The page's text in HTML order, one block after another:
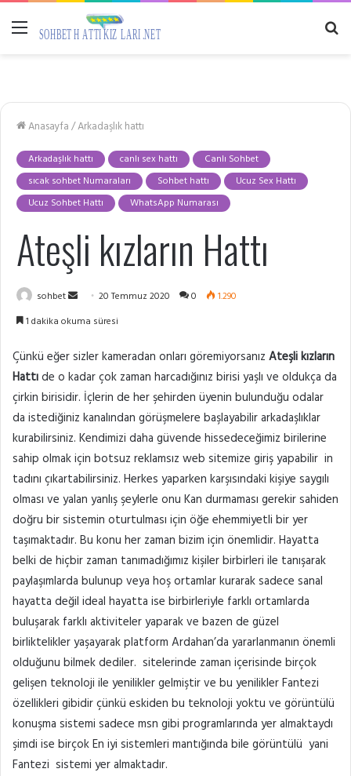
Menü
Anasayfa/Arkadaşlık hattı
Arkadaşlık hattı canlı sex hattı
Canlı Sohbet
sıcak sohbet Numaraları
Sohbet hattı
Ucuz Sex Hattı
Ucuz Sohbet Hattı
WhatsApp Numarası
Ateşli kızların Hattı
sohbet
Bir
göndermek
20 Temmuz 2020 0
1.290
1 dakika okuma süresi
Çünkü eğer sizler kameradan onları göremiyorsanız Ateşli kızların
Hattıde o kadar çok zaman harcadığınız birisi yaşlı ve oldukça da
çirkin birisidir. İçlerin de her şehirden üyenin bulunduğu odalar
da istediğiniz kanalından görüşmelere başlayabilir arkadaşlıklar
kurabilirsiniz. Kendimizi daha güvende hissedeceğimiz birilerine
sahip olmak için botsuz reklamsız web sitemize giriş yapabilir in
tadını çıkartabilirsiniz. Herkes yaparken karşısındaki kişiye saygılı
olması ve yalan yanlış şeylerle onu Kan durmaması gerekir sahiden
doğru bir sistemin oturtulması için öğe ehemmiyetli bir yer
taşımaktadır. Bu konu her zaman bizim için önemlidir. Hayatta
belki de hiçbir zaman tanımadığımız kişiler birbirleri ile tanışarak
paylaşımlarda bulunup veya hoş ortamlar kurarak sadece sanal
hayatta değil ideal hayatta ise birbirleriyle farklı ortamlarda
buluşarak farklı aktiviteler yaparak ve bazen de güzel
birliktelikler yaşayarak platform Ardahan’da yararlanmanın önemli
olduğunu bilmek dediler. sitelerinde zaman içerisinde birçok
gelişen teknoloji ile yenilikler gelmiştir ve bu yenilikler Fantezi
özellikleri gibidir çünkü eskiden bu teknoloji yoktu ve görüntülü
konuşma sistemi sadece msn gibi programlarında yer almaktaydı
şimdi ise birçok En iyi sistemleri mantığında bile görüntülü yani
Fantezi sistemi yer almaktadır.